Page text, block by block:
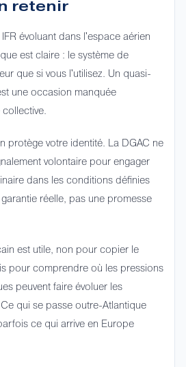
retenir
évoluant dans l'espace aérien
est claire : le système de
que si vous l'utilisez. Un quasi-
une occasion manquée
protège votre identité. La DGAC ne
volontaire pour engager
dans les conditions définies
réelle, pas une promesse
est utile, non pour copier le
pour comprendre où les pressions
peuvent faire évoluer les
qui se passe outre-Atlantique
ce qui arrive en Europe